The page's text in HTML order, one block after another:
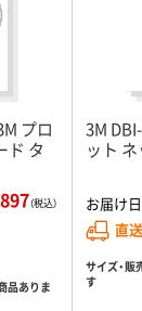
プロ
ド タ
品ありま
3M
ット
お届け日
直
サイズ・販
す